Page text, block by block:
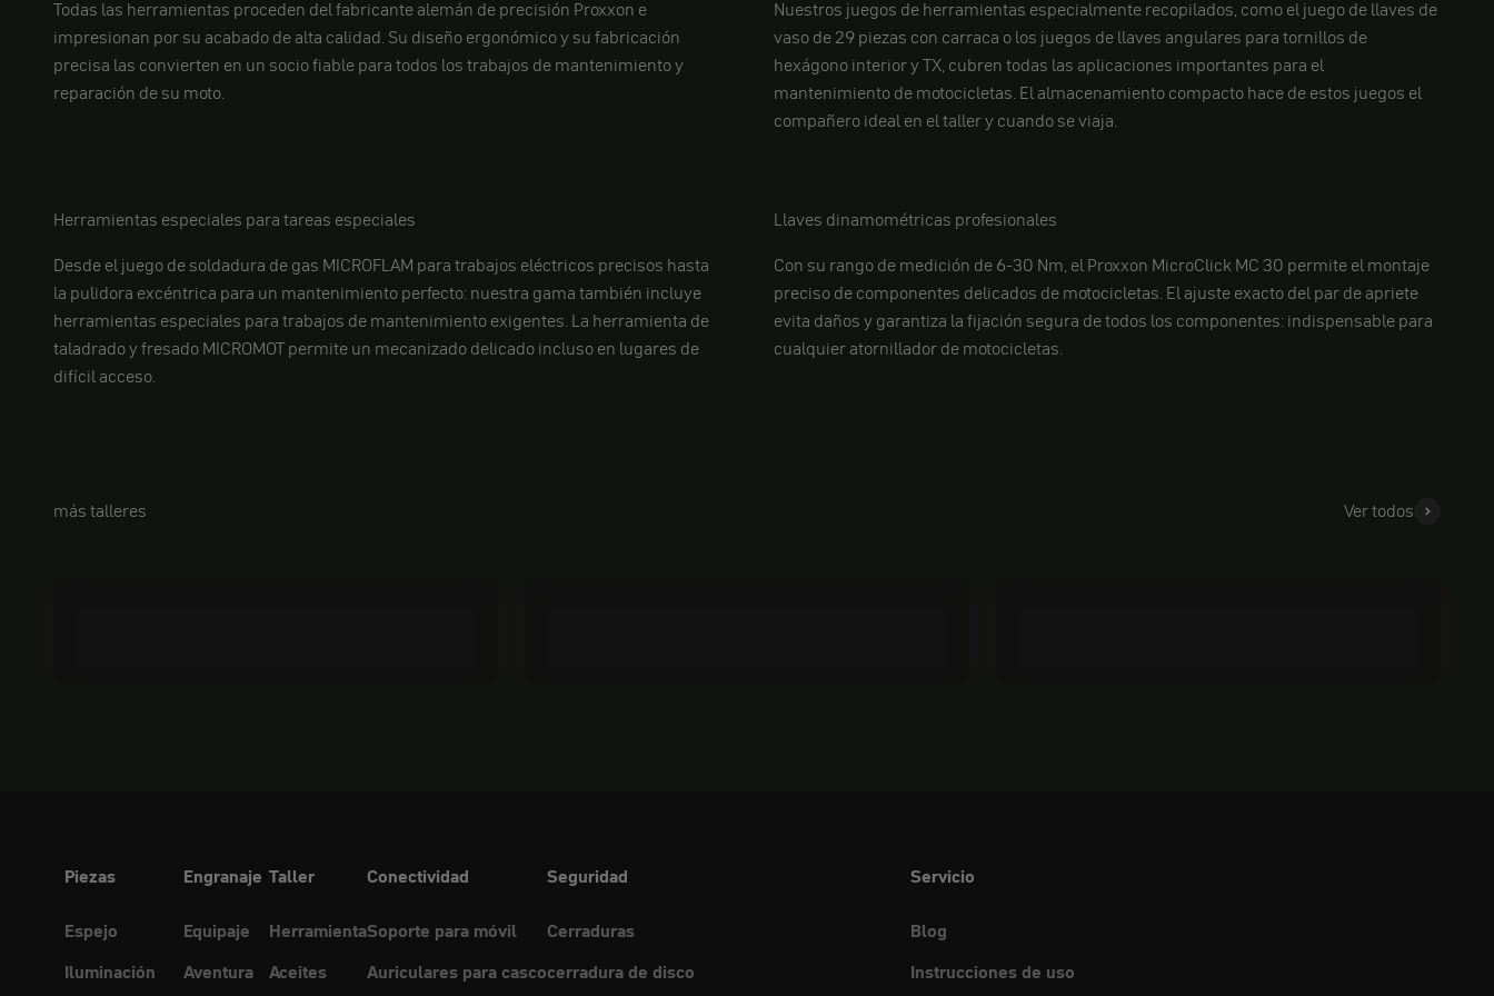
Todas las herramientas proceden del fabricante alemán de precisión Proxxon e
impresionan por su acabado de alta calidad. Su diseño ergonómico y su fabricación
precisa las convierten en un socio fiable para todos los trabajos de mantenimiento y
reparación de su moto.
Nuestros juegos de herramientas especialmente recopilados, como el juego de llaves de
vaso de 29 piezas con carraca o los juegos de llaves angulares para tornillos de
hexágono interior y TX, cubren todas las aplicaciones importantes para el
mantenimiento de motocicletas. El almacenamiento compacto hace de estos juegos el
compañero ideal en el taller y cuando se viaja.
Herramientas especiales para tareas especiales
Desde el juego de soldadura de gas MICROFLAM para trabajos eléctricos precisos hasta
la pulidora excéntrica para un mantenimiento perfecto: nuestra gama también incluye
herramientas especiales para trabajos de mantenimiento exigentes. La herramienta de
taladrado y fresado MICROMOT permite un mecanizado delicado incluso en lugares de
difícil acceso.
Llaves dinamométricas profesionales
Con su rango de medición de 6-30 Nm, el Proxxon MicroClick MC 30 permite el montaje
preciso de componentes delicados de motocicletas. El ajuste exacto del par de apriete
evita daños y garantiza la fijación segura de todos los componentes: indispensable para
cualquier atornillador de motocicletas.
más talleres Ver todos
Piezas
Espejo
Iluminación
Engranaje
Equipaje
Aventura
Taller
Herramienta
Aceites
Conectividad
Soporte para móvil
Auriculares para casco
Seguridad
Cerraduras
cerradura de disco
Servicio
Blog
Instrucciones de uso